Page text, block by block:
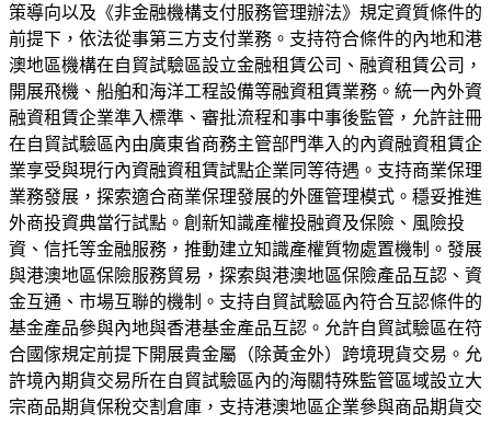
策導向以及《非金融機構支付服務管理辦法》規定資質條件的
前提下，依法從事第三方支付業務。支持符合條件的內地和港
澳地區機構在自貿試驗區設立金融租賃公司、融資租賃公司，
開展飛機、船舶和海洋工程設備等融資租賃業務。統一內外資
融資租賃企業準入標準、審批流程和事中事後監管，允許註冊
在自貿試驗區內由廣東省商務主管部門準入的內資融資租賃企
業享受與現行內資融資租賃試點企業同等待遇。支持商業保理
業務發展，探索適合商業保理發展的外匯管理模式。穩妥推進
外商投資典當行試點。創新知識產權投融資及保險、風險投
資、信托等金融服務，推動建立知識產權質物處置機制。發展
與港澳地區保險服務貿易，探索與港澳地區保險產品互認、資
金互通、市場互聯的機制。支持自貿試驗區內符合互認條件的
基金產品參與內地與香港基金產品互認。允許自貿試驗區在符
合國傢規定前提下開展貴金屬（除黃金外）跨境現貨交易。允
許境內期貨交易所在自貿試驗區內的海關特殊監管區域設立大
宗商品期貨保稅交割倉庫，支持港澳地區企業參與商品期貨交